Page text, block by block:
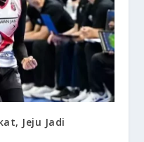
Jeju Jadi